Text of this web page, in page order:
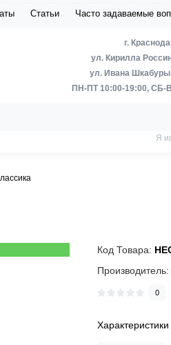
Статьи Часто задаваемые
г.
ул. Кирилла
ул. Ивана
ПН-ПТ 10:00-19:00, СБ-
Я
Код Товара:
Производитель:
0
Характеристики